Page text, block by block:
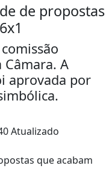
de propostas
A
aprovada por
Atualizado